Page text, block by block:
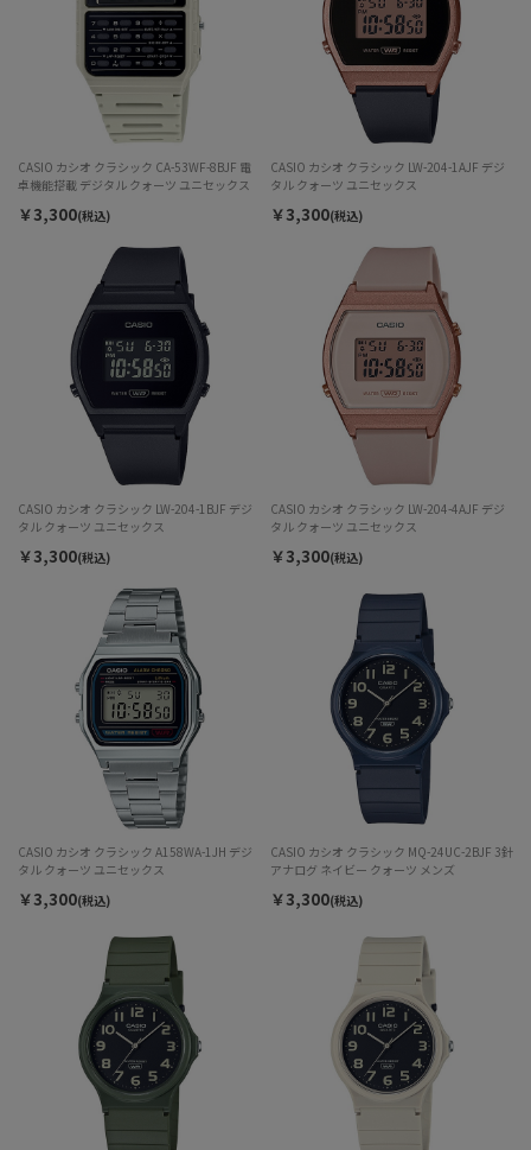
CASIO カシオ クラシック CA-53WF-8BJF 電
卓機能搭載 デジタル クォーツ ユニセックス
￥3,300(税込)
CASIO カシオ クラシック LW-204-1AJF デジ
タル クォーツ ユニセックス
￥3,300(税込)
CASIO カシオ クラシック LW-204-1BJF デジ
タル クォーツ ユニセックス
￥3,300(税込)
CASIO カシオ クラシック LW-204-4AJF デジ
タル クォーツ ユニセックス
￥3,300(税込)
CASIO カシオ クラシック A158WA-1JH デジ
タル クォーツ ユニセックス
￥3,300(税込)
CASIO カシオ クラシック MQ-24UC-2BJF 3針
アナログ ネイビー クォーツ メンズ
￥3,300(税込)